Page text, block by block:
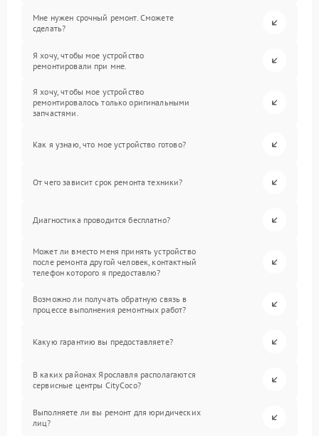
Мне нужен срочный ремонт. Сможете
сделать?
Я хочу, чтобы мое устройство
ремонтировали при мне.
Я хочу, чтобы мое устройство
ремонтировалось только оригинальными
запчастями.
Как я узнаю, что мое устройство готово?
От чего зависит срок ремонта техники?
Диагностика проводится бесплатно?
Может ли вместо меня принять устройство
после ремонта другой человек, контактный
телефон которого я предоставлю?
Возможно ли получать обратную связь в
процессе выполнения ремонтных работ?
Какую гарантию вы предоставляете?
В каких районах Ярославля располагаются
сервисные центры CityCoco?
Выполняете ли вы ремонт для юридических
лиц?